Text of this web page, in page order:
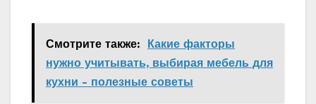
Смотрите также:
Какие факторы
нужно учитывать, выбирая мебель для
кухни - полезные советы